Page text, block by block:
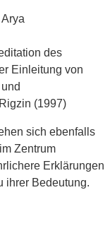
des
Einleitung von
(1997)
sich ebenfalls
Zentrum
Erklärungen
ihrer Bedeutung.